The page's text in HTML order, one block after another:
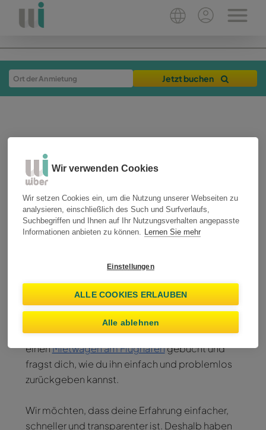
Jetzt buchen
25-07-2025 3 min
Wie man ein Mietauto
stressfrei zurückgibt
Wiber Rent A Car
Du planst bereits das Ende deiner Reise, hast
einenMietwagen am Flughafengebucht und
fragst dich, wie du ihn einfach und problemlos
zurückgeben kannst.
Wir möchten, dass deine Erfahrung einfacher,
schneller und transparenter ist. Deshalb haben
Wir verwenden Cookies
Wir setzen Cookies ein, um die Nutzung unserer Webseiten zu
analysieren, einschließlich des Such und Surfverlaufs,
Suchbegriffen und Ihnen auf Ihr Nutzungsverhalten angepasste
Informationen anbieten zu können. Lernen Sie mehr
Einstellungen
ALLE COOKIES ERLAUBEN
Alle ablehnen